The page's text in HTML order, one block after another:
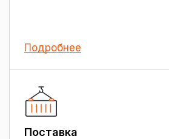
Подробнее
Поставка